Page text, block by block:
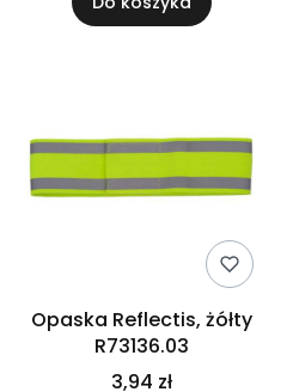
Opaska Reflectis, żółty
R73136.03
3,94 zł